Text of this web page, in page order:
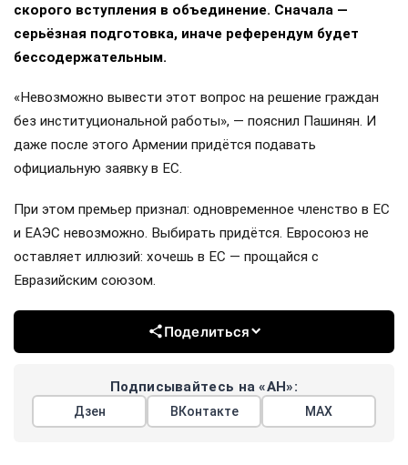
скорого вступления в объединение. Сначала —
серьёзная подготовка, иначе референдум будет
бессодержательным.
«Невозможно вывести этот вопрос на решение граждан
без институциональной работы», — пояснил Пашинян. И
даже после этого Армении придётся подавать
официальную заявку в ЕС.
При этом премьер признал: одновременное членство в ЕС
и ЕАЭС невозможно. Выбирать придётся. Евросоюз не
оставляет иллюзий: хочешь в ЕС — прощайся с
Евразийским союзом.
Поделиться
Подписывайтесь на «АН»:
Дзен ВКонтакте МАХ